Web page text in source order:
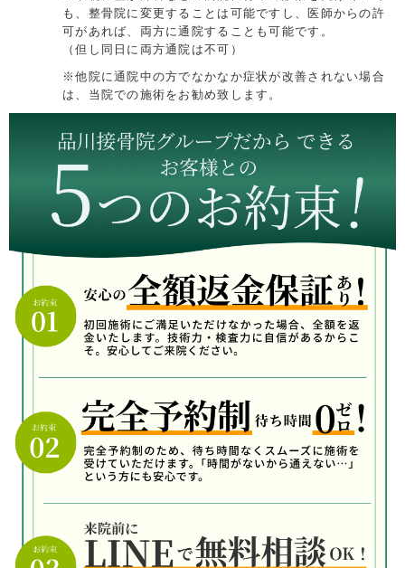
も、整骨院に変更することは可能ですし、医師からの許
可があれば、両方に通院することも可能です。
（但し同日に両方通院は不可）
※他院に通院中の方でなかなか症状が改善されない場合
は、当院での施術をお勧め致します。